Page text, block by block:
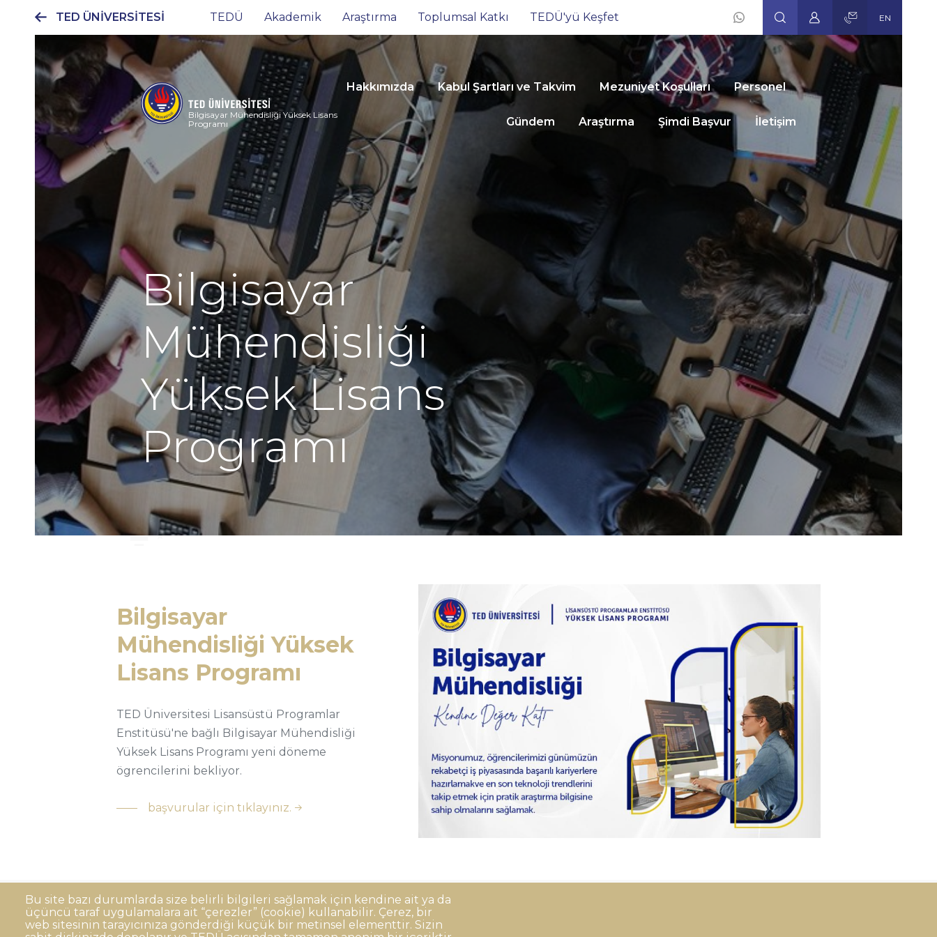
TED ÜNİVERSİTESİ
Ana
gezinti
menüsü
TEDÜ Akademik Araştırma Toplumsal Katkı TEDÜ'yü Keşfet
Social
Icons
EN
Bilgisayar
Mühendisliği
Yüksek Lisans
Programı
Bilgisayar Mühendisliği Yüksek Lisans
Programı
Hakkımızda Kabul Şartları ve Takvim Mezuniyet Koşulları Personel
Gündem Araştırma Şimdi Başvur İletişim
Bilgisayar
Mühendisliği Yüksek
Lisans Programı
TED Üniversitesi Lisansüstü Programlar
Enstitüsü'ne bağlı Bilgisayar Mühendisliği
Yüksek Lisans Programı yeni döneme
ögrencilerini bekliyor.
başvurular için tıklayınız.
Bu site bazı durumlarda size belirli bilgileri sağlamak için kendine ait ya da
üçüncü taraf uygulamalara ait “çerezler” (cookie) kullanabilir. Çerez, bir
web sitesinin tarayıcınıza gönderdiği küçük bir metinsel elementtir. Sizin
Dipnot
Sıkça Sorulan Sorular Kişisel Verilerin Korunması Gizlilik Politikası